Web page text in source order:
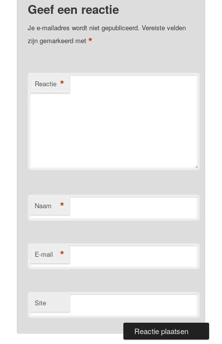
Geef een reactie
Je e-mailadres wordt niet gepubliceerd. Vereiste velden
zijn gemarkeerd met*
Reactie *
Naam *
E-mail *
Site